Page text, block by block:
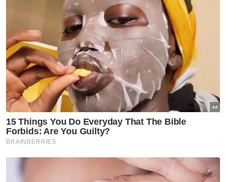
menjadi lebih kompleks. Beberapa skandal
integriti berprofil tinggi seperti 1MDB telah
menjejaskan usaha untuk memperbaiki
reputasi integriti negara. Pada tahun 2021,
negara dikejutkan lagi dengan skandal
penggubahan wang haram yang dianggarkan
bernilai RM1.8 trilion dari tahun 2004 hingga
2014 oleh tokoh-tokoh kenamaan negara
yang didedahkan olehPandora Papers.
Artikel Berkaitan:
Perangi korupsi, merdekakan diri daripada rasuah